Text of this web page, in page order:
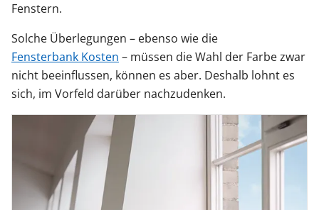
Fenstern.
Solche Überlegungen – ebenso wie die
Fensterbank Kosten – müssen die Wahl der Farbe zwar
nicht beeinflussen, können es aber. Deshalb lohnt es
sich, im Vorfeld darüber nachzudenken.